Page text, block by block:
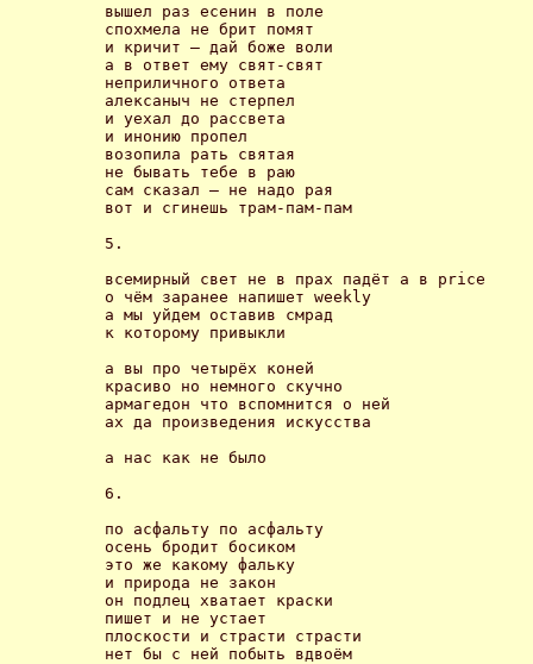
вышел раз есенин в поле
спохмела не брит помят
и кричит – дай боже воли
а в ответ ему свят-свят
неприличного ответа
алексаныч не стерпел
и уехал до рассвета
и инонию пропел
возопила рать святая
не бывать тебе в раю
сам сказал – не надо рая
вот и сгинешь трам-пам-пам
5.
всемирный свет не в прах падёт а в price
о чём заранее напишет weekly
а мы уйдем оставив смрад
к которому привыкли
а вы про четырёх коней
красиво но немного скучно
армагедон что вспомнится о ней
ах да произведения искусства
а нас как не было
6.
по асфальту по асфальту
осень бродит босиком
это же какому фальку
и природа не закон
он подлец хватает краски
пишет и не устает
плоскости и страсти страсти
нет бы с ней побыть вдвоём